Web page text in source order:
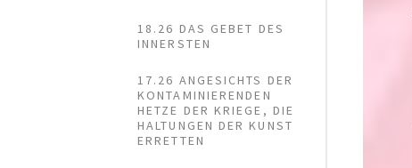
18.26 DAS GEBET DES
INNERSTEN
17.26 ANGESICHTS DER
KONTAMINIERENDEN
HETZE DER KRIEGE, DIE
HALTUNGEN DER KUNST
ERRETTEN